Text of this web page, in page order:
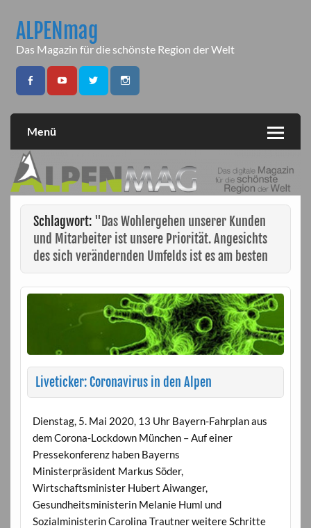
contentALPENmag
Das Magazin für die schönste Region der Welt
Menü
Schlagwort: "Das Wohlergehen unserer Kunden
und Mitarbeiter ist unsere Priorität. Angesichts
des sich verändernden Umfelds ist es am besten
Liveticker: Coronavirus in den Alpen
Dienstag, 5. Mai 2020, 13 Uhr Bayern-Fahrplan aus
dem Corona-Lockdown München – Auf einer
Pressekonferenz haben Bayerns
Ministerpräsident Markus Söder,
Wirtschaftsminister Hubert Aiwanger,
Gesundheitsministerin Melanie Huml und
Sozialministerin Carolina Trautner weitere Schritte